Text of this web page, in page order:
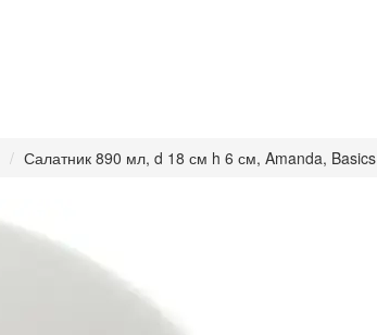
Салатник 890 мл, d 18 см h 6 см, Amanda, Basics